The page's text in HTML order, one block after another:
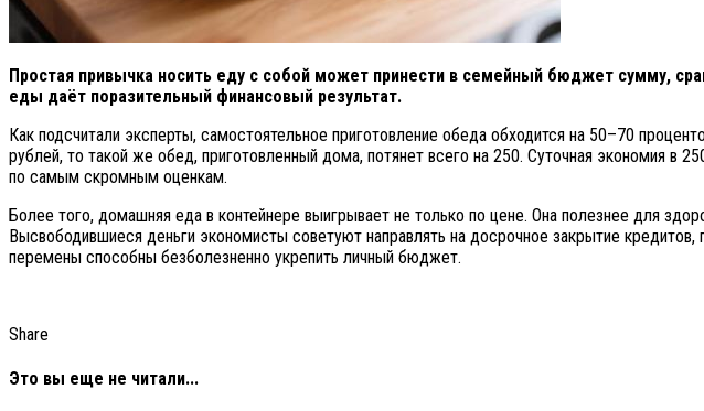
Простая привычка носить еду с собой может принести в семейный бюджет сумму,
еды даёт поразительный финансовый результат.
Как подсчитали эксперты, самостоятельное приготовление обеда обходится на 50–70
рублей, то такой же обед, приготовленный дома, потянет всего на 250. Суточная экономия
по самым скромным оценкам.
Более того, домашняя еда в контейнере выигрывает не только по цене. Она полезнее для
Высвободившиеся деньги экономисты советуют направлять на досрочное закрытие
перемены способны безболезненно укрепить личный бюджет.
Share
Это вы еще не читали...